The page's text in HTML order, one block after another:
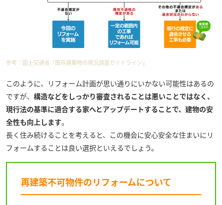
参考： 国土交通省「既存建築物の現況調査ガイドライン」
このように、リフォーム計画が思い通りにいかない可能性はあるの
ですが、 構造などをしっかり審査されることは悪いことではなく、
現行法の基準に適合する家へとアップデートすることで、建物の安
全性も向上します。
長く住み続けることを考えると、この機会に安心安全な住まいにリ
フォームすることは良い選択といえるでしょう。
再建築不可物件のリフォームについて